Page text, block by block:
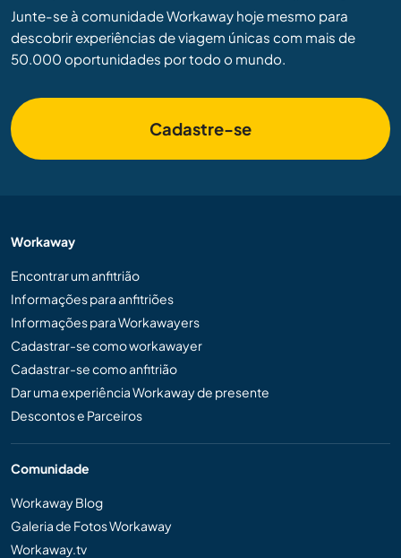
Junte-se à comunidade Workaway hoje mesmo para
descobrir experiências de viagem únicas com mais de
50.000 oportunidades por todo o mundo.
Cadastre-se
Workaway
Encontrar um anfitrião
Informações para anfitriões
Informações para Workawayers
Cadastrar-se como workawayer
Cadastrar-se como anfitrião
Dar uma experiência Workaway de presente
Descontos e Parceiros
Comunidade
Workaway Blog
Galeria de Fotos Workaway
Workaway.tv